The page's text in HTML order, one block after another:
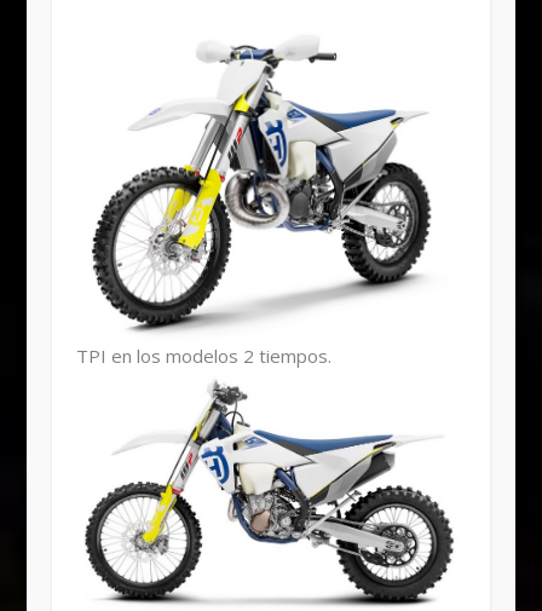
TPI en los modelos 2 tiempos.